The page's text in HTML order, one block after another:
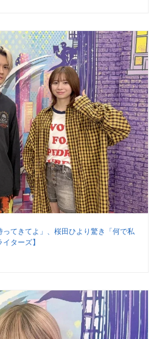
てきてよ」、桜田ひより驚き「何で私
ターズ】